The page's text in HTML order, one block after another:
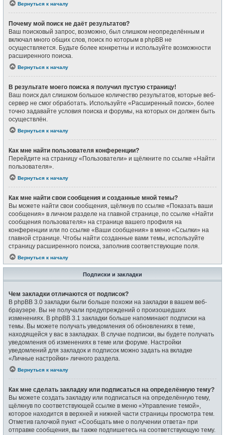
Вернуться к началу
Почему мой поиск не даёт результатов?
Ваш поисковый запрос, возможно, был слишком неопределённым и
включал много общих слов, поиск по которым в phpBB не
осуществляется. Будьте более конкретны и используйте возможности
расширенного поиска.
Вернуться к началу
В результате моего поиска я получил пустую страницу!
Ваш поиск дал слишком большое количество результатов, которые веб-
сервер не смог обработать. Используйте «Расширенный поиск», более
точно задавайте условия поиска и форумы, на которых он должен быть
осуществлён.
Вернуться к началу
Как мне найти пользователя конференции?
Перейдите на страницу «Пользователи» и щёлкните по ссылке «Найти
пользователя».
Вернуться к началу
Как мне найти свои сообщения и созданные мной темы?
Вы можете найти свои сообщения, щёлкнув по ссылке «Показать ваши
сообщения» в личном разделе на главной странице, по ссылке «Найти
сообщения пользователя» на странице вашего профиля на
конференции или по ссылке «Ваши сообщения» в меню «Ссылки» на
главной странице. Чтобы найти созданные вами темы, используйте
страницу расширенного поиска, заполнив соответствующие поля.
Вернуться к началу
Подписки и закладки
Чем закладки отличаются от подписок?
В phpBB 3.0 закладки были больше похожи на закладки в вашем веб-
браузере. Вы не получали предупреждений о произошедших
изменениях. В phpBB 3.1 закладки больше напоминают подписки на
темы. Вы можете получать уведомления об обновлениях в теме,
находящейся у вас в закладках. В случае подписки, вы будете получать
уведомления об изменениях в теме или форуме. Настройки
уведомлений для закладок и подписок можно задать на вкладке
«Личные настройки» личного раздела.
Вернуться к началу
Как мне сделать закладку или подписаться на определённую тему?
Вы можете создать закладку или подписаться на определённую тему,
щёлкнув по соответствующей ссылке в меню «Управление темой»,
которое находится в верхней и нижней части страницы просмотра тем.
Отметив галочкой пункт «Сообщать мне о получении ответа» при
отправке сообщения, вы также подпишетесь на соответствующую тему.